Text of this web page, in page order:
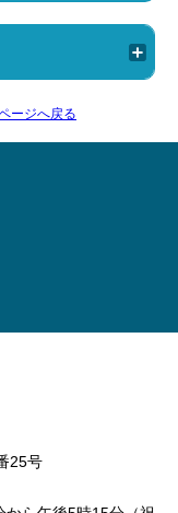
ージへ戻る
25号